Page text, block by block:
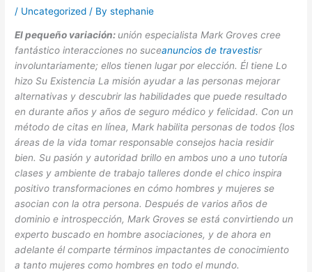
/ Uncategorized / Bystephanie
El pequeño variación: unión especialista Mark Groves cree
fantástico interacciones no suceanuncios de travestisr
involuntariamente; ellos tienen lugar por elección. Él tiene Lo
hizo Su Existencia La misión ayudar a las personas mejorar
alternativas y descubrir las habilidades que puede resultado
en durante años y años de seguro médico y felicidad. Con un
método de citas en línea, Mark habilita personas de todos {los
áreas de la vida tomar responsable consejos hacia residir
bien. Su pasión y autoridad brillo en ambos uno a uno tutoría
clases y ambiente de trabajo talleres donde el chico inspira
positivo transformaciones en cómo hombres y mujeres se
asocian con la otra persona. Después de varios años de
dominio e introspección, Mark Groves se está convirtiendo un
experto buscado en hombre asociaciones, y de ahora en
adelante él comparte términos impactantes de conocimiento
a tanto mujeres como hombres en todo el mundo.